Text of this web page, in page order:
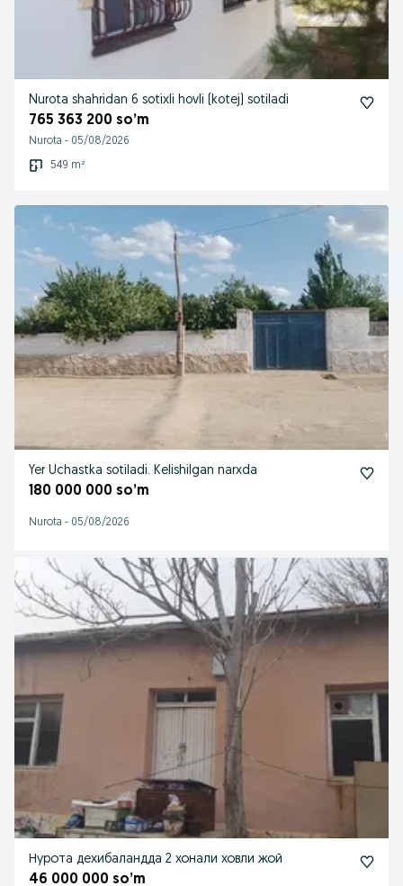
Nurota shahridan 6 sotixli hovli (kotej) sotiladi
765 363 200 so’m
Nurota - 05/08/2026
549 m²
Yer Uchastka sotiladi. Kelishilgan narxda
180 000 000 so’m
Nurota - 05/08/2026
Нурота дехибаландда 2 хонали ховли жой
46 000 000 so’m